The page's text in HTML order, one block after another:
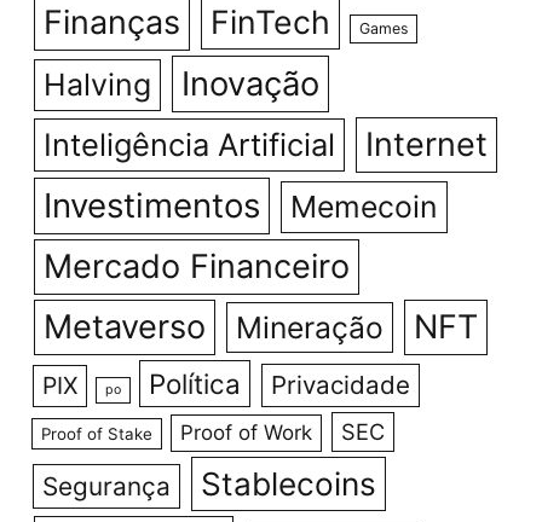
Finanças FinTech Games
Halving Inovação
Inteligência Artificial Internet
Investimentos Memecoin
Mercado Financeiro
Metaverso
Mineração NFT
PIX po Política Privacidade
Proof of Stake Proof of Work SEC
Segurança Stablecoins